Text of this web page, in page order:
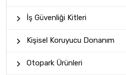
İş Güvenliği Kitleri
Kişisel Koruyucu Donanım
Otopark Ürünleri